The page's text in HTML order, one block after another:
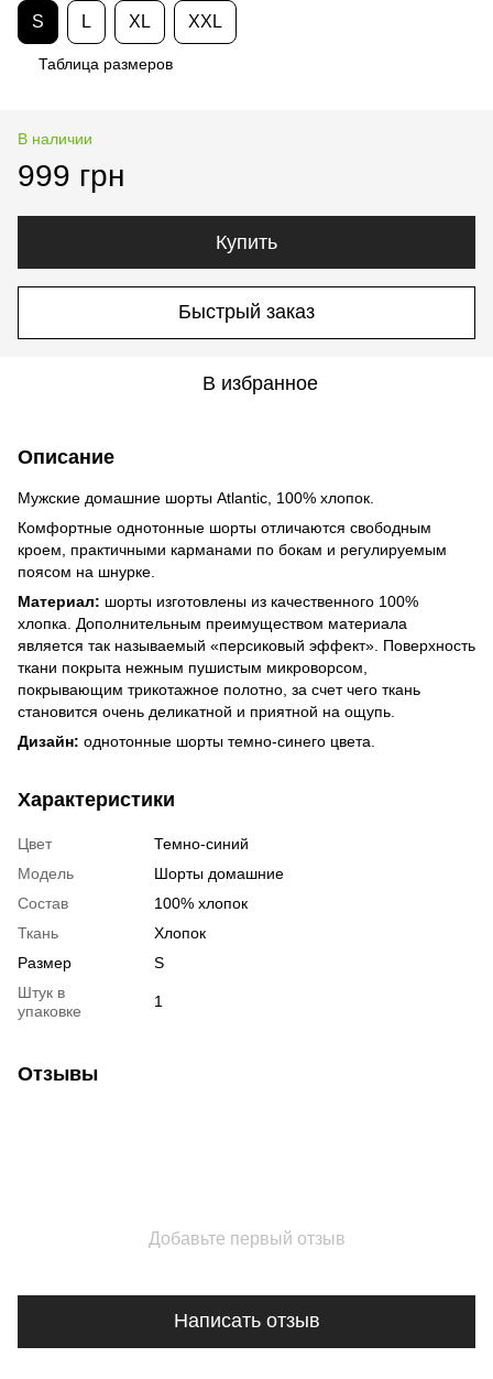
S L XL XXL
Таблица размеров
В наличии
999 грн
Купить
Быстрый заказ
В избранное
Описание
Мужские домашние шорты Atlantic, 100% хлопок.
Комфортные однотонные шорты отличаются свободным
кроем, практичными карманами по бокам и регулируемым
поясом на шнурке.
Материал: шорты изготовлены из качественного 100%
хлопка. Дополнительным преимуществом материала
является так называемый «персиковый эффект». Поверхность
ткани покрыта нежным пушистым микроворсом,
покрывающим трикотажное полотно, за счет чего ткань
становится очень деликатной и приятной на ощупь.
Дизайн: однотонные шорты темно-синего цвета.
Характеристики
Цвет
Темно-синий
Модель
Шорты домашние
Состав
100% хлопок
Ткань
Хлопок
Размер
S
Штук в
упаковке
1
Отзывы
Добавьте первый отзыв
Написать отзыв